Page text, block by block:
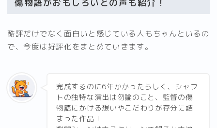
傷物語がおもしろいとの声も紹介！
酷評だけでなく面白いと感じている人もちゃんといるの
で、今度は好評化をまとめていきます。
完成するのに6年かかったらしく、シャフ
トの独特な演出は勿論のこと、監督の傷
物語にかける想いやこだわりが存分に詰
まった作品！